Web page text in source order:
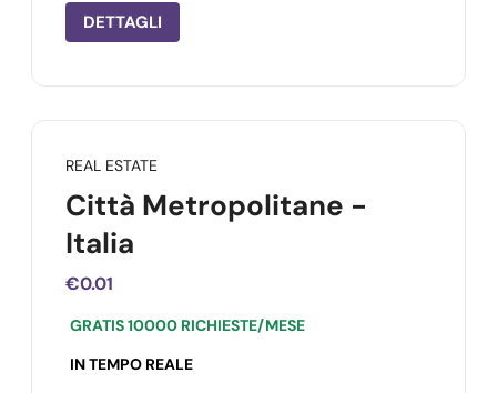
DETTAGLI
REAL ESTATE
Città Metropolitane -
Italia
€0.01
GRATIS 10000 RICHIESTE/MESE
IN TEMPO REALE